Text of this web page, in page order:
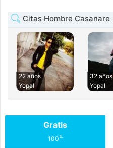
Citas Hombre Casanare
22 años
Yopal
32 años
Yopal
Gratis
100%